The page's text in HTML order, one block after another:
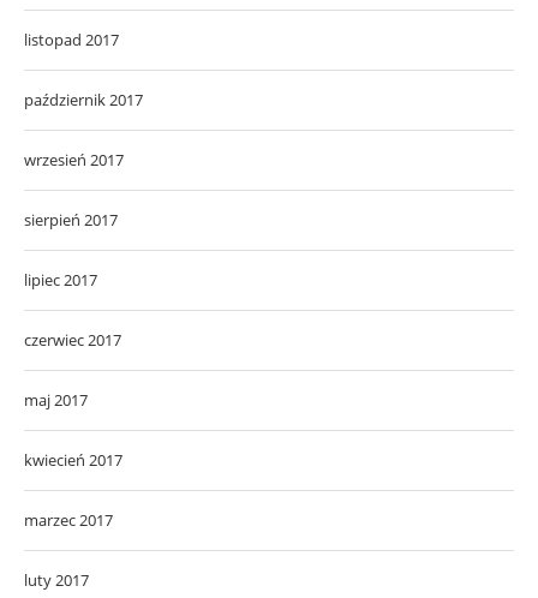
listopad 2017
październik 2017
wrzesień 2017
sierpień 2017
lipiec 2017
czerwiec 2017
maj 2017
kwiecień 2017
marzec 2017
luty 2017